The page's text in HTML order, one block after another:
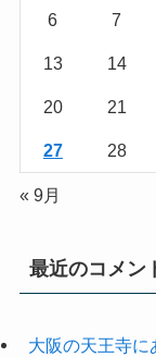
6 7
13 14
20 21
27 28
« 9月
最近のコメン
大阪の天王寺に